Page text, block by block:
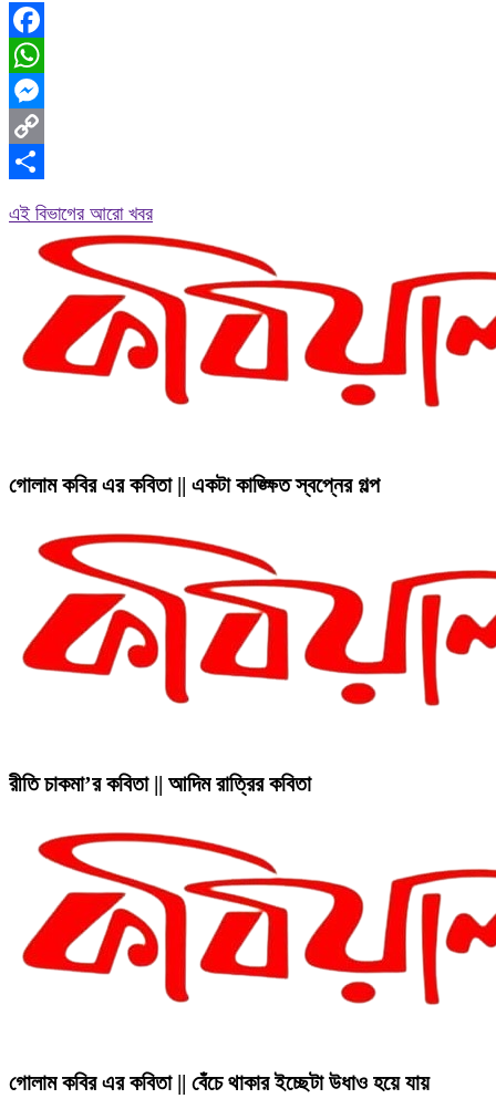
Facebook
WhatsApp
Messenger
Copy
এই বিভাগের আরো খবর
গোলাম কবির এর কবিতা || একটা কাঙ্ক্ষিত স্বপ্নের গল্প
রীতি চাকমা’র কবিতা || আদিম রাত্রির কবিতা
গোলাম কবির এর কবিতা || বেঁচে থাকার ইচ্ছেটা উধাও হয়ে যায়